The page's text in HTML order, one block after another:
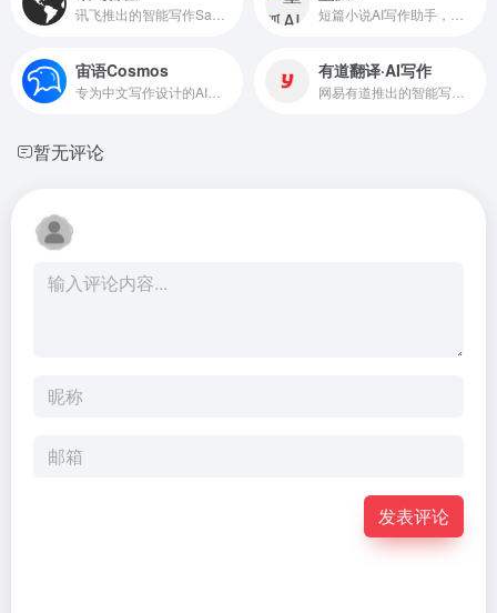
宙语Cosmos 有道翻译·AI写作
暂无评论
发表评论